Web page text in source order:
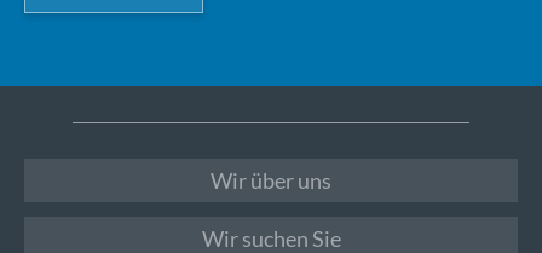
Wir über uns
Wir suchen Sie